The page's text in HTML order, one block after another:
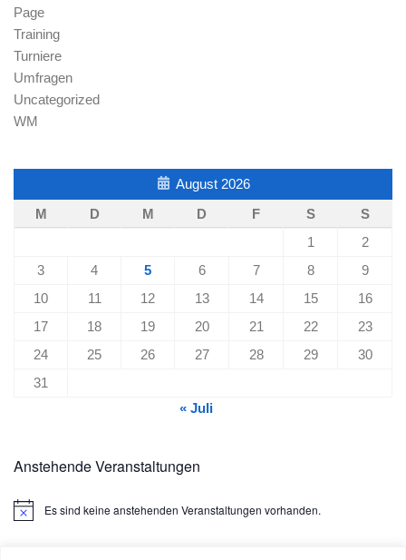
Page
Training
Turniere
Umfragen
Uncategorized
WM
August 2026
M
D M D F S
S
1
2
3
4 5 6 7 8
9
10
11 12 13 14 15
16
17
18 19 20 21 22
23
24
25 26 27 28 29
30
31
« Juli
Anstehende Veranstaltungen
HinweisEs sind keine anstehenden Veranstaltungen vorhanden.